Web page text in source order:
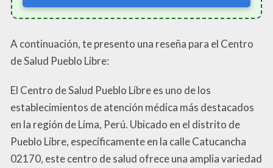
A continuación, te presento una reseña para el Centro
de Salud Pueblo Libre:
El Centro de Salud Pueblo Libre es uno de los
establecimientos de atención médica más destacados
en la región de Lima, Perú. Ubicado en el distrito de
Pueblo Libre, específicamente en la calle Catucancha
02170, este centro de salud ofrece una amplia variedad